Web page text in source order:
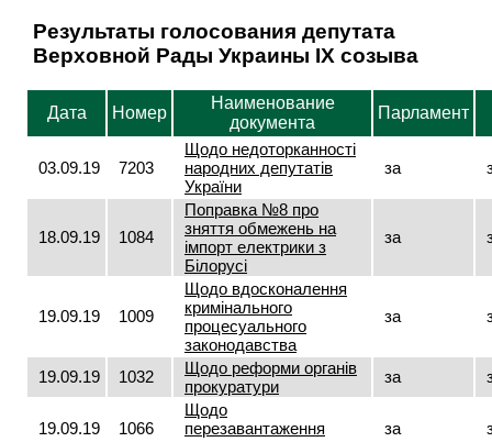
Результаты голосования депутата
Верховной Рады Украины IX созыва
Дата Номер
Наименование
документа
Парламент
03.09.19 7203
Щодо недоторканності
народних депутатів
України
за
18.09.19 1084
Поправка №8 про
зняття обмежень на
імпорт електрики з
Білорусі
за
19.09.19 1009
Щодо вдосконалення
кримінального
процесуального
законодавства
за
19.09.19 1032
Щодо реформи органів
прокуратури
за
19.09.19 1066
Щодо
перезавантаження
за